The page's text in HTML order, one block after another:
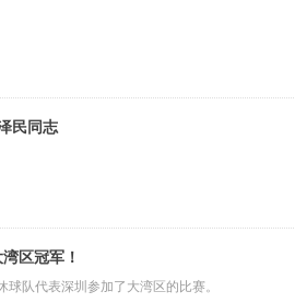
民同志
区冠军！
队代表深圳参加了大湾区的比赛。